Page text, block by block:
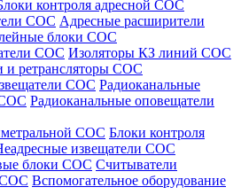
контроля адресной СОС
СОС Адресные расширители
блоки СОС
СОС Изоляторы КЗ линий СОС
и ретрансляторы СОС
СОС Радиоканальные
Радиоканальные оповещатели
СОС Блоки контроля
извещатели СОС
блоки СОС Считыватели
СОС Вспомогательное оборудование